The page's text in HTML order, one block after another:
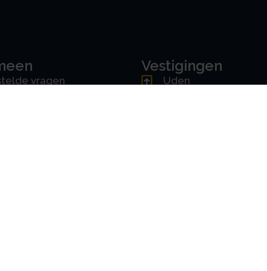
vragen
Vestigingen
Uden